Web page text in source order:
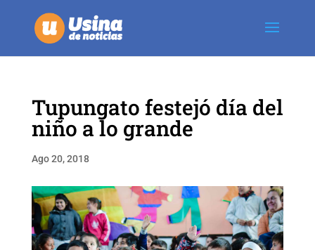
Tupungato festejó día del
niño a lo grande
Ago 20, 2018